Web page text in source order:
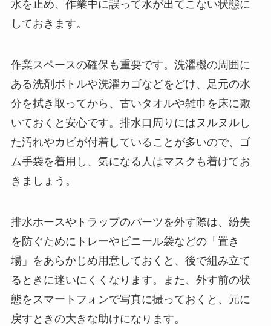
水を止め、作業中に誤って水が出てこない状態に
しておきます。
作業スペースの確保も重要です。洗濯機の周囲に
ある洗剤ボトルや洗濯カゴなどをどけ、足元の水
分を拭き取ってから、古いタオルや雑巾を床に敷
いておくと安心です。排水口周りにはヌルヌルし
た汚れやカビが付着していることが多いので、ゴ
ム手袋を着用し、気になる人はマスクも着けてお
きましょう。
排水ホースやトラップのパーツを外す際は、紛失
を防ぐためにトレーやビニール袋などの「置き
場」をあらかじめ用意しておくと、後で組み立て
るときに迷いにくくなります。また、外す前の状
態をスマートフォンで写真に撮っておくと、元に
戻すときの大きな助けになります。